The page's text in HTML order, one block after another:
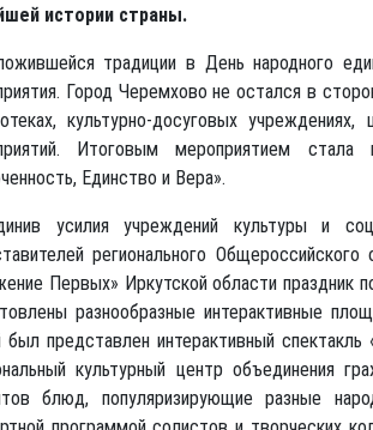
истории страны.
традиции в День народного
Город Черемхово не остался в
культурно-досуговых
Итоговым мероприятием
Единство и Вера».
усилия учреждений культуры и
регионального
Первых» Иркутской области праздник
разнообразные интерактивные
был представлен интерактивный
культурный центр объединения
блюд, популяризирующие разные